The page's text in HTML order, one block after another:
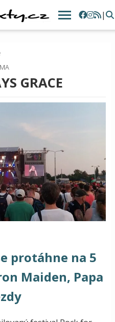
|
GRACE
protáhne na 5
Maiden, Papa